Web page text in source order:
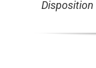
Disposition